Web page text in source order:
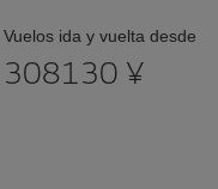
Vuelos ida y vuelta desde
308130 ¥